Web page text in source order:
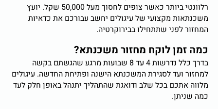
רלוונטי ביותר כאשר צופים לחסוך מעל 50,000 שקל. יועץ
משכנתאות מקצועי של עיגולים יחשב עבורכם את כדאיות
המחזור לפני שתתחילו בבירוקרטיה.
כמה זמן לוקח מחזור משכנתא?
בדרך כלל נדרשות 4 עד 8 שבועות מרגע שהגשתם בקשה
למחזור ועד לסגירת המשכנתא הישנה ופתיחת החדשה. עיגולים
מלווה אתכם בכל שלב ודואגת שהתהליך יתנהל באופן חלק לעד
כמה שניתן.